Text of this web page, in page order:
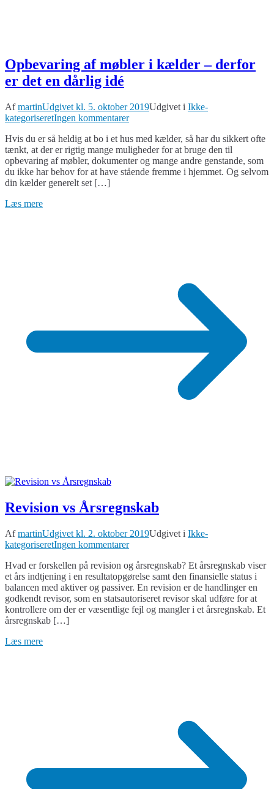
Opbevaring af møbler i kælder – derfor
er det en dårlig idé
AfmartinUdgivet kl. 5. oktober 2019Udgivet i Ikke-
kategoriseretIngen kommentarertil
af
møbler
i
kælder
Hvis du er så heldig at bo i et hus med kælder, så har du sikkert ofte
tænkt, at der er rigtig mange muligheder for at bruge den til
opbevaring af møbler, dokumenter og mange andre genstande, som
du ikke har behov for at have stående fremme i hjemmet. Og selvom
din kælder generelt set […]
Læs mere
Revision vs Årsregnskab
AfmartinUdgivet kl. 2. oktober 2019Udgivet i Ikke-
kategoriseretIngen kommentarertil
vs
Årsregnskab
Hvad er forskellen på revision og årsregnskab? Et årsregnskab viser
et års indtjening i en resultatopgørelse samt den finansielle status i
balancen med aktiver og passiver. En revision er de handlinger en
godkendt revisor, som en statsautoriseret revisor skal udføre for at
kontrollere om der er væsentlige fejl og mangler i et årsregnskab. Et
årsregnskab […]
Læs mere